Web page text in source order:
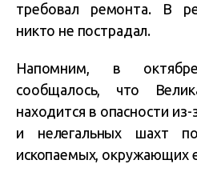
требовал ремонта. В
никто не пострадал.
Напомним, в
сообщалось, что
находится в опасности
и нелегальных шахт
ископаемых, окружающих